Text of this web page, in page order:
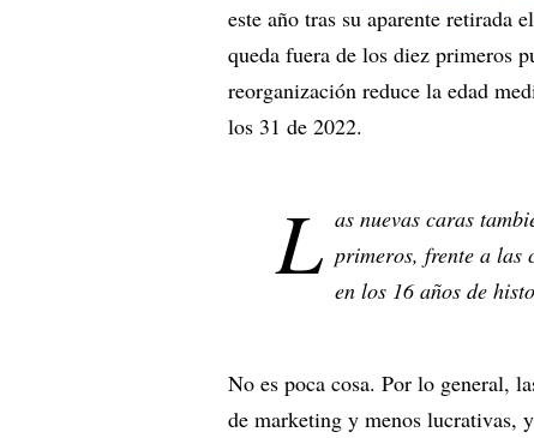
este año tras su aparente retirada
queda fuera de los diez primeros
reorganización reduce la edad
los 31 de 2022.
L as nuevas caras
primeros, frente a las
en los 16 años de
No es poca cosa. Por lo general,
de marketing y menos lucrativas,